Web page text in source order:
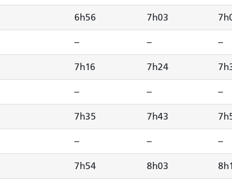
6h56 7h03
-- -- --
7h16 7h24
-- -- --
7h35 7h43
-- -- --
7h54 8h03